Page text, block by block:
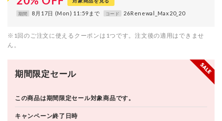
期間 8月17日 (Mon) 11:59まで コード 26Renewal_Max20_20
※1回のご注文に使えるクーポンは1つです。注文後の適用はできませ
ん。
期間限定セール
この商品は期間限定セール対象商品です。
キャンペーン終了日時